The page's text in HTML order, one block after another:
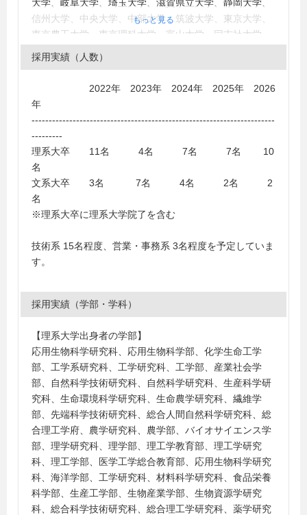
大学、岐阜大学、埼玉大学、滋賀県立大学、静岡大学、
信州大学、中央大学、中部大学、筑波大学、東京大学、
東京農工大学、東京理科大学、富山大学、同志社大学、
名古屋大学、名古屋工業大学、新潟大学、日本大学、広
島大学、福井大学、福岡大学、法政大学、三重大学、山
大学、鹿児島大学、神奈川大学、金沢大学、金沢工業大
業大学、近畿大学、岐阜大学、岐阜薬科大学、慶應義塾
基督教大学、埼玉工業大学、滋賀大学、滋賀県立大学、
静岡大学、静岡県立大学、芝浦工業大学、信州大学、摂
南大学、専修大学、玉川大学、大東文化大学、大同大
学、中京大学、中部大学、帝京大学、桐蔭横浜大学、東
海大学、東京農業大学、東京理科大学、東洋大学、富山
大学、名古屋工業大学、名古屋市立大学、南山大学、日
本大学、日本文理大学、広島大学、福井大学、福井工業
大学、法政大学、三重大学、名城大学、横浜国立大学、
立正大学、立命館大学、龍谷大学、流通経済大学（茨
城）、早稲田大学
もっと見る
採用実績（人数）
2022年 2023年 2024年 2025年 2026
年
-----------------------------------------------------------------------
---------
理系大卒 11名 4名 7名 7名 10
名
文系大卒 3名 7名 4名 2名 2
名
※理系大卒に理系大学院了を含む
技術系 15名程度、営業・事務系 3名程度を予定していま
す。
採用実績（学部・学科）
【理系大学出身者の学部】
応用生物科学研究科、応用生物科学部、化学生命工学
部、工学系研究科、工学研究科、工学部、産業社会学
部、自然科学技術研究科、自然科学研究科、生産科学研
究科、生命環境科学研究科、生命農学研究科、繊維学
部、先端科学技術研究科、総合人間自然科学研究科、総
合理工学府、農学研究科、農学部、バイオサイエンス学
部、理学研究科、理学部、理工学教育部、理工学研究
科、理工学部、医学工学総合教育部、応用生物科学研究
科、海洋学部、工学研究科、材料科学研究科、食品栄養
科学部、生産工学部、生物産業学部、生物資源学研究
科、総合科学技術研究科、総合理工学研究科、薬学研究